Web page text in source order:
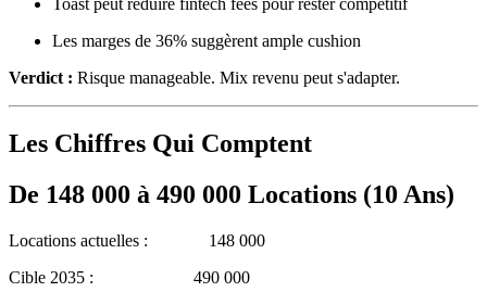
Toast peut réduire fintech fees pour rester compétitif
Les marges de 36% suggèrent ample cushion
Verdict : Risque manageable. Mix revenu peut s'adapter.
Les Chiffres Qui Comptent
De 148 000 à 490 000 Locations (10 Ans)
Locations actuelles : 148 000
Cible 2035 : 490 000